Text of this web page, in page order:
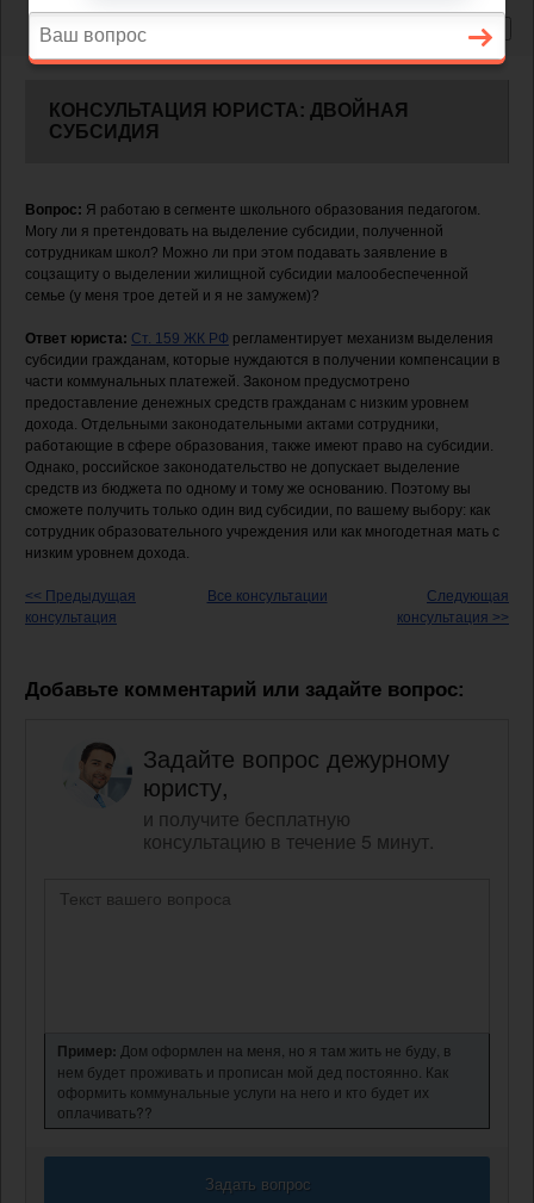
КОНСУЛЬТАЦИЯ ЮРИСТА: ДВОЙНАЯ
СУБСИДИЯ
Вопрос: Я работаю в сегменте школьного образования педагогом.
Могу ли я претендовать на выделение субсидии, полученной
сотрудникам школ? Можно ли при этом подавать заявление в
соцзащиту о выделении жилищной субсидии малообеспеченной
семье (у меня трое детей и я не замужем)?
Ответ юриста: Ст. 159 ЖК РФ регламентирует механизм выделения
субсидии гражданам, которые нуждаются в получении компенсации в
части коммунальных платежей. Законом предусмотрено
предоставление денежных средств гражданам с низким уровнем
дохода. Отдельными законодательными актами сотрудники,
работающие в сфере образования, также имеют право на субсидии.
Однако, российское законодательство не допускает выделение
средств из бюджета по одному и тому же основанию. Поэтому вы
сможете получить только один вид субсидии, по вашему выбору: как
сотрудник образовательного учреждения или как многодетная мать с
низким уровнем дохода.
<< Предыдущая
консультация
Следующая
консультация >>
Все консультации
Добавьте комментарий или задайте вопрос:
Задайте вопрос дежурному
юристу,
и получите бесплатную
консультацию в течение 5 минут.
Пример: Дом оформлен на меня, но я там жить не буду, в
нем будет проживать и прописан мой дед постоянно. Как
оформить коммунальные услуги на него и кто будет их
оплачивать??
Задать вопрос